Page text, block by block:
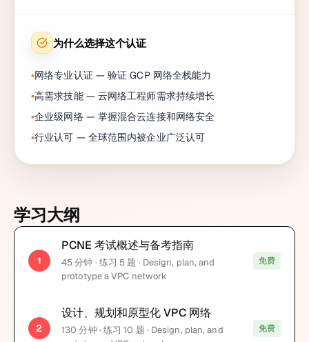
为什么选择这个认证
网络专业认证 — 验证 GCP 网络全栈能力
高需求技能 — 云网络工程师需求持续增长
企业级网络 — 掌握混合云连接和网络安全
行业认可 — 全球范围内被企业广泛认可
学习大纲
1
PCNE 考试概述与备考指南
45分钟 · 练习 5 题 · Design, plan, and
prototype a VPC network
免费
2
设计、规划和原型化 VPC 网络
130 分钟· 练习 10 题 · Design, plan, and
免费